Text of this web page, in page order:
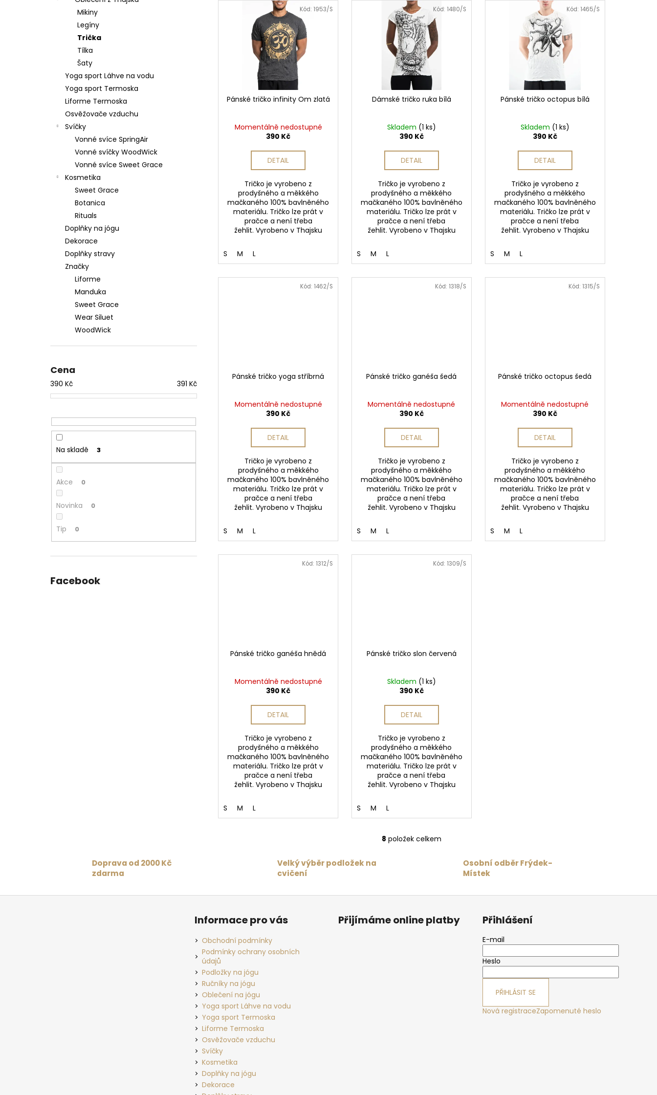
Mikiny
Legíny
Trička
Tílka
Šaty
Yoga sport Láhve na vodu
Yoga sport Termoska
Liforme Termoska
Osvěžovače vzduchu
Svíčky
Vonné svíce SpringAir
Vonné svíčky WoodWick
Vonné svíce Sweet Grace
Kosmetika
Sweet Grace
Botanica
Rituals
Doplňky na jógu
Dekorace
Doplňky stravy
Značky
Liforme
Manduka
Sweet Grace
Wear Siluet
WoodWick
Cena
390 Kč 391 Kč
Na skladě 3
Akce 0
Novinka 0
Tip 0
Facebook
Pánské tričko infinity Om zlatá
Momentálně nedostupné
390 Kč
DETAIL
Tričko je vyrobeno z
prodyšného a měkkého
mačkaného 100% bavlněného
materiálu. Tričko lze prát v
pračce a není třeba
žehlit. Vyrobeno v Thajsku
S M L
Kód:1953/S
Dámské tričko ruka bílá
Skladem (1 ks)
390 Kč
DETAIL
Tričko je vyrobeno z
prodyšného a měkkého
mačkaného 100% bavlněného
materiálu. Tričko lze prát v
pračce a není třeba
žehlit. Vyrobeno v Thajsku
S M L
Kód: 1480/S
Pánské tričko octopus bílá
Skladem (1 ks)
390 Kč
DETAIL
Tričko je vyrobeno z
prodyšného a měkkého
mačkaného 100% bavlněného
materiálu. Tričko lze prát v
pračce a není třeba
žehlit. Vyrobeno v Thajsku
S M L
Kód: 1465/S
Pánské tričko yoga stříbrná
Momentálně nedostupné
390 Kč
DETAIL
Tričko je vyrobeno z
prodyšného a měkkého
mačkaného 100% bavlněného
materiálu. Tričko lze prát v
pračce a není třeba
žehlit. Vyrobeno v Thajsku
S M L
Kód:1462/S
Pánské tričko ganéša šedá
Momentálně nedostupné
390 Kč
DETAIL
Tričko je vyrobeno z
prodyšného a měkkého
mačkaného 100% bavlněného
materiálu. Tričko lze prát v
pračce a není třeba
žehlit. Vyrobeno v Thajsku
S M L
Kód: 1318/S
Pánské tričko octopus šedá
Momentálně nedostupné
390 Kč
DETAIL
Tričko je vyrobeno z
prodyšného a měkkého
mačkaného 100% bavlněného
materiálu. Tričko lze prát v
pračce a není třeba
žehlit. Vyrobeno v Thajsku
S M L
Kód: 1315/S
Pánské tričko ganéša hnědá
Momentálně nedostupné
390 Kč
DETAIL
Tričko je vyrobeno z
prodyšného a měkkého
mačkaného 100% bavlněného
materiálu. Tričko lze prát v
pračce a není třeba
žehlit. Vyrobeno v Thajsku
S M L
Kód:1312/S
Pánské tričko slon červená
Skladem (1 ks)
390 Kč
DETAIL
Tričko je vyrobeno z
prodyšného a měkkého
mačkaného 100% bavlněného
materiálu. Tričko lze prát v
pračce a není třeba
žehlit. Vyrobeno v Thajsku
S M L
Kód: 1309/S
O
a
í
8 položek celkem
Doprava od 2000 Kč
zdarma
Velký výběr podložek na
cvičení
Osobní odběr Frýdek-
Místek
879 Kč
Původně:1 099 Kč
1 359 Kč
Původně:1 699 Kč
Z
Informace pro vás
Obchodní podmínky
Podmínky ochrany osobních
údajů
Podložky na jógu
Ručníky na jógu
Oblečení na jógu
Yoga sport Láhve na vodu
Yoga sport Termoska
Liforme Termoska
Osvěžovače vzduchu
Svíčky
Kosmetika
Doplňky na jógu
Dekorace
Přijímáme online platby Přihlášení
E-mail
Heslo
PŘIHLÁSIT SE
Nová registraceZapomenuté heslo